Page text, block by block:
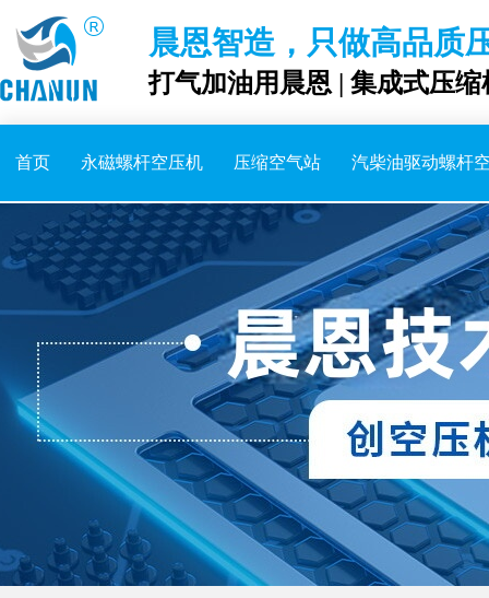
晨恩智造，只做高品质
打气加油用晨恩 | 集成式压
首页 永磁螺杆空压机 压缩空气站 汽柴油驱动螺杆